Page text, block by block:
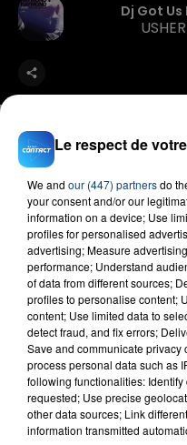
Dj Got Us
FIL D'ACTU
23 juillet 2026
INCENDIE MORTEL
SON BÉBÉ ENTRE
Un homme s'est
Le respect de
We and our (447) partnersdo
your consent and/or our
information on a device; Use
profiles for personalised
advertising; Measure
performance; Understand
of data from different sources;
profiles to personalise content;
content; Use limited data to
detect fraud, and fix errors;
Save and communicate
process personal data such as
following functionalities:
requested; Use precise
other data sources; Link
information transmitted